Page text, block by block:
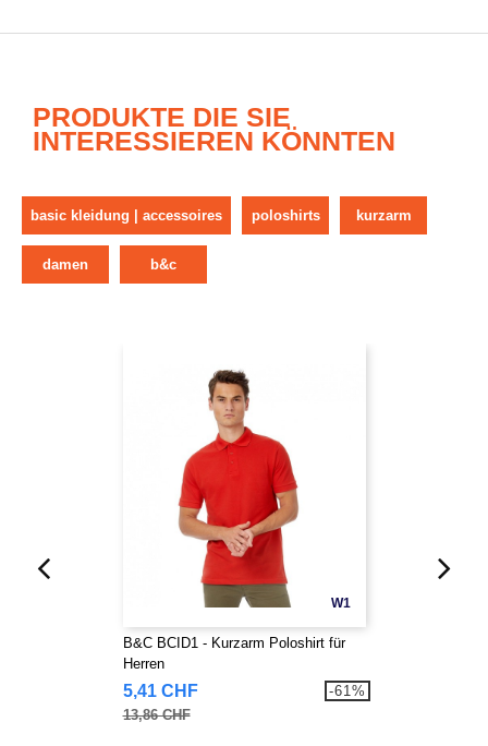
PRODUKTE DIE SIE
INTERESSIEREN KÖNNTEN
basic kleidung | accessoires poloshirts kurzarm
damen b&c
W1
B&C BCID1 - Kurzarm Poloshirt für
Herren
5,41 CHF
13,86 CHF
-61%